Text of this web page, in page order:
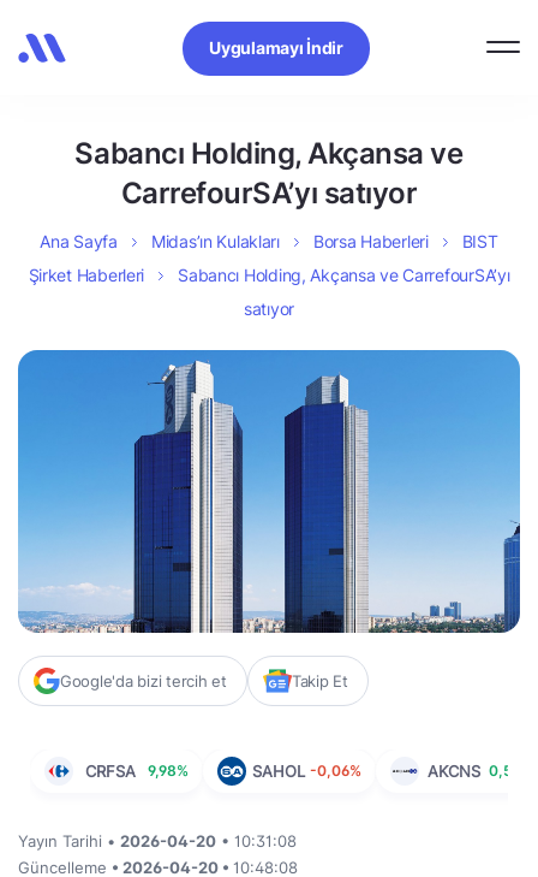
Uygulamayı İndir
Sabancı Holding, Akçansa ve
CarrefourSA’yı satıyor
Ana Sayfa Midas’ın Kulakları Borsa Haberleri
BIST
Şirket Haberleri
Sabancı Holding, Akçansa ve CarrefourSA’yı
satıyor
Google'da bizi tercih et Takip Et
CRFSA 9,98% SAHOL -0,06% AKCNS 0,55%
Yayın Tarihi • 2026-04-20 • 10:31:08
Güncelleme • 2026-04-20 • 10:48:08